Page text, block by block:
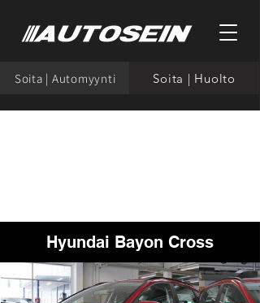
Soita | Automyynti Soita | Huolto
Hyundai Bayon Cross